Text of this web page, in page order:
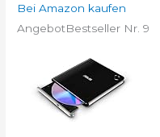
Bei Amazon kaufen
AngebotBestseller Nr. 9